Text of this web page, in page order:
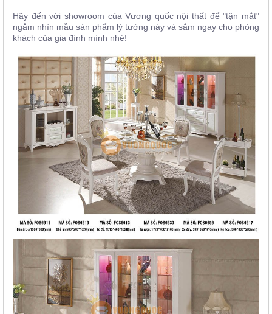
Hãy đến với showroom của Vương quốc nội thất để "tận mắt"
ngắm nhìn mẫu sản phẩm lý tưởng này và sắm ngay cho phòng
khách của gia đình mình nhé!